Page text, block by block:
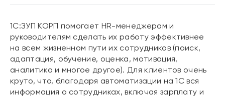
1С:ЗУП КОРП помогает HR-менеджерам и
руководителям сделать их работу эффективнее
на всем жизненном пути их сотрудников (поиск,
адаптация, обучение, оценка, мотивация,
аналитика и многое другое). Для клиентов очень
круто, что, благодаря автоматизации на 1С вся
информация о сотрудниках, включая зарплату и